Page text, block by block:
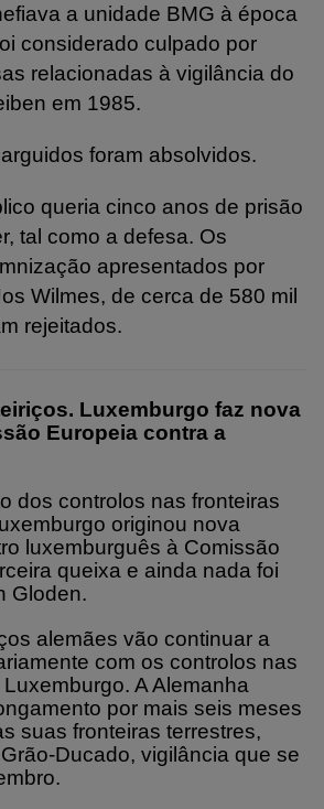
a unidade BMG à época
considerado culpado por
relacionadas à vigilância do
em 1985.
foram absolvidos.
queria cinco anos de prisão
tal como a defesa. Os
apresentados por
Wilmes, de cerca de 580 mil
rejeitados.
Luxemburgo faz nova
Europeia contra a
dos controlos nas fronteiras
originou nova
luxemburguês à Comissão
queixa e ainda nada foi
Gloden.
alemães vão continuar a
com os controlos nas
A Alemanha
por mais seis meses
suas fronteiras terrestres,
Ducado, vigilância que se